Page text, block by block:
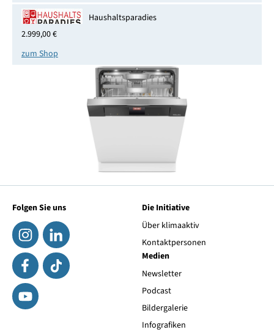
Haushaltsparadies
2.999,00 €
zum Shop
Folgen Sie uns
Die Initiative
Über klimaaktiv
Kontaktpersonen
Medien
Newsletter
Podcast
Bildergalerie
Infografiken